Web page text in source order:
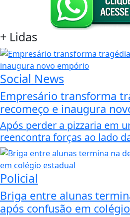
+ Lidas
Social News
Empresário transforma
recomeço e inaugura
Após perder a pizzaria em
reencontra forças ao lado
Policial
Briga entre alunas
após confusão em